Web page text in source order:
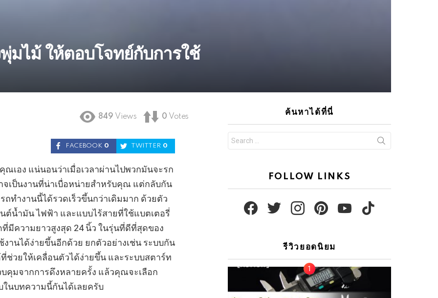
มไม้ ให้ตอบโจทย์กับการใช้
849 Views 0 Votes
FACEBOOK 0 TWITTER 0
เอง แน่นอนว่าเมื่อเวลาผ่านไปพวกมันจะรก
เป็นงานที่น่าเบื่อหน่ายสำหรับคุณ แต่กลับกัน
ำงานนี้ได้รวดเร็วขึ้นกว่าเดิมมาก ด้วยตัว
ต์น้ำมัน ไฟฟ้า และแบบไร้สายที่ใช้แบตเตอรี่
มีความยาวสูงสุด 24 นิ้ว ในรุ่นที่ดีที่สุดของ
านได้ง่ายขึ้นอีกด้วย ยกตัวอย่างเช่น ระบบกัน
ช่วยให้เคลื่อนตัวได้ง่ายขึ้น และระบบสตาร์ท
คุมจากการดึงหลายครั้ง แล้วคุณจะเลือก
นบทความนี้กันได้เลยครับ
ค้นหาได้ที่นี่
for:
FOLLOW LINKS
รีวิวยอดนิยม